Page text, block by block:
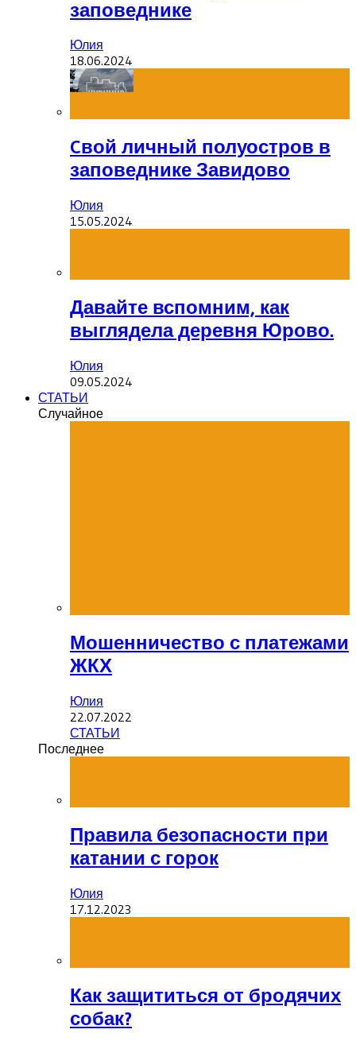
заповеднике
Юлия
18.06.2024
Cвой личный полуостров в
заповеднике Завидово
Юлия
15.05.2024
Давайте вспомним, как
выглядела деревня Юрово.
Юлия
09.05.2024
СТАТЬИ
Случайное
Мошенничество с платежами
ЖКХ
Юлия
22.07.2022
СТАТЬИ
Последнее
Правила безопасности при
катании с горок
Юлия
17.12.2023
Как защититься от бродячих
собак?